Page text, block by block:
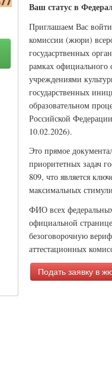
Ваш статус в
Приглашаем Вас
комиссии (жюри)
госудасртвенных
рамках официального
учреждениями
государственных
образовательном
Российской
10.02.2026).
Это прямое
приоритетных задач
809, что является
максимальных
ФИО всех
официальной
безоговорочную
аттестационных
Подать заявку в